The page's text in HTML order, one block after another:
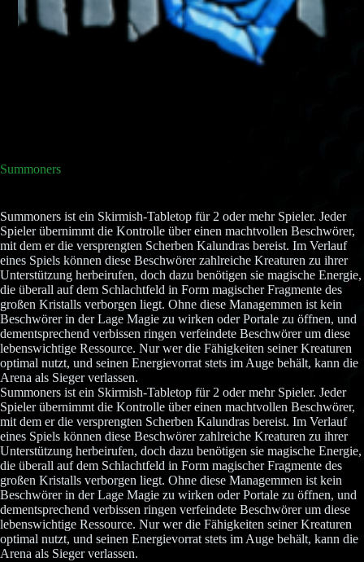
Summoners
Summoners ist ein Skirmish-Tabletop für 2 oder mehr Spieler. Jeder
Spieler übernimmt die Kontrolle über einen machtvollen Beschwörer,
mit dem er die versprengten Scherben Kalundras bereist. Im Verlauf
eines Spiels können diese Beschwörer zahlreiche Kreaturen zu ihrer
Unterstützung herbeirufen, doch dazu benötigen sie magische Energie,
die überall auf dem Schlachtfeld in Form magischer Fragmente des
großen Kristalls verborgen liegt. Ohne diese Managemmen ist kein
Beschwörer in der Lage Magie zu wirken oder Portale zu öffnen, und
dementsprechend verbissen ringen verfeindete Beschwörer um diese
lebenswichtige Ressource. Nur wer die Fähigkeiten seiner Kreaturen
optimal nutzt, und seinen Energievorrat stets im Auge behält, kann die
Arena als Sieger verlassen.
Summoners ist ein Skirmish-Tabletop für 2 oder mehr Spieler. Jeder
Spieler übernimmt die Kontrolle über einen machtvollen Beschwörer,
mit dem er die versprengten Scherben Kalundras bereist. Im Verlauf
eines Spiels können diese Beschwörer zahlreiche Kreaturen zu ihrer
Unterstützung herbeirufen, doch dazu benötigen sie magische Energie,
die überall auf dem Schlachtfeld in Form magischer Fragmente des
großen Kristalls verborgen liegt. Ohne diese Managemmen ist kein
Beschwörer in der Lage Magie zu wirken oder Portale zu öffnen, und
dementsprechend verbissen ringen verfeindete Beschwörer um diese
lebenswichtige Ressource. Nur wer die Fähigkeiten seiner Kreaturen
optimal nutzt, und seinen Energievorrat stets im Auge behält, kann die
Arena als Sieger verlassen.